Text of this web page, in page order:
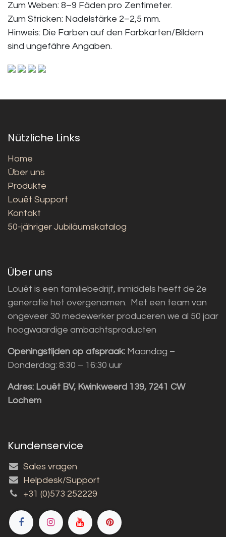
Zum Weben: 8–9 Fäden pro Zentimeter.
Zum Stricken: Nadelstärke 2–2,5 mm.
Hinweis: Die Farben auf den Farbkarten/Bildern
sind ungefähre Angaben.
Nützliche Links
Home
Über uns
Produkte
Louët Support
Kontakt
50-jähriger Jubiläumskatalog
Über uns
Louët is een familiebedrijf, inmiddels heeft de 2e
generatie het overgenomen. Met een team van
ongeveer 30 medewerker produceren we al 50 jaar
hoogwaardige ambachtsproducten
Openingstijden op afspraak: Maandag –
Donderdag: 8:30 – 16:30 uur
Adres: Louët BV, Kwinkweerd 139, 7241 CW
Lochem
Kundenservice
Sales vragen
Helpdesk/Support
+31 (0)573 252229